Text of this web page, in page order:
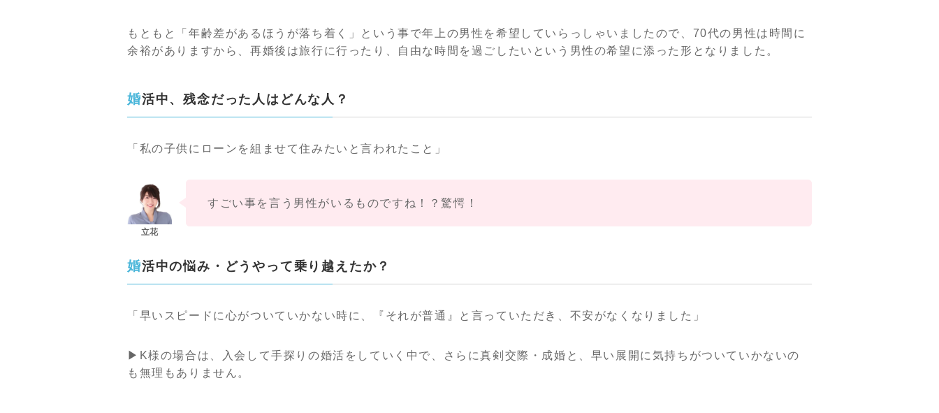
もともと「年齢差があるほうが落ち着く」という事で年上の男性を希望していらっしゃいましたので、70代の男性は時間に
余裕がありますから、再婚後は旅行に行ったり、自由な時間を過ごしたいという男性の希望に添った形となりました。
婚活中、残念だった人はどんな人？
「私の子供にローンを組ませて住みたいと言われたこと」
すごい事を言う男性がいるものですね！？驚愕！
婚活中の悩み・どうやって乗り越えたか？
「早いスピードに心がついていかない時に、『それが普通』と言っていただき、不安がなくなりました」
▶K様の場合は、入会して手探りの婚活をしていく中で、さらに真剣交際・成婚と、早い展開に気持ちがついていかないの
も無理もありません。